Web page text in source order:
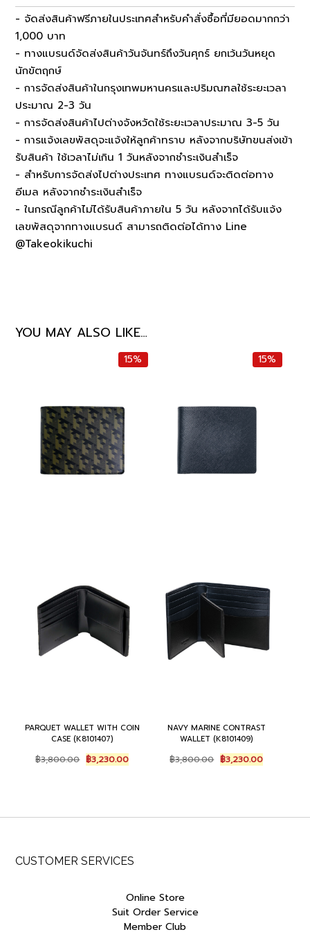
- จัดส่งสินค้าฟรีภายในประเทศสำหรับคำสั่งซื้อที่มียอดมากกว่า
1,000 บาท
- ทางแบรนด์จัดส่งสินค้าวันจันทร์ถึงวันศุกร์ ยกเว้นวันหยุด
นักขัตฤกษ์
- การจัดส่งสินค้าในกรุงเทพมหานครและปริมณฑลใช้ระยะเวลา
ประมาณ 2-3 วัน
- การจัดส่งสินค้าไปต่างจังหวัดใช้ระยะเวลาประมาณ 3-5 วัน
- การแจ้งเลขพัสดุจะแจ้งให้ลูกค้าทราบ หลังจากบริษัทขนส่งเข้า
รับสินค้า ใช้เวลาไม่เกิน 1 วันหลังจากชำระเงินสำเร็จ
- สำหรับการจัดส่งไปต่างประเทศ ทางแบรนด์จะติดต่อทาง
อีเมล หลังจากชำระเงินสำเร็จ
- ในกรณีลูกค้าไม่ได้รับสินค้าภายใน 5 วัน หลังจากได้รับแจ้ง
เลขพัสดุจากทางแบรนด์ สามารถติดต่อได้ทาง Line
@Takeokikuchi
YOU MAY ALSO LIKE…
15%
PARQUET WALLET WITH COIN
CASE (K8101407)
฿3,800.00 Original
price
฿3,230.00Current
price
15%
NAVY MARINE CONTRAST
WALLET (K8101409)
฿3,800.00 Original
price
฿3,230.00Current
price
CUSTOMER SERVICES
Online Store
Suit Order Service
Member Club